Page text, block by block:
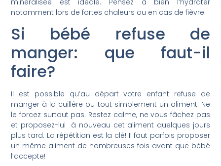
notamment lors de fortes chaleurs ou en cas de fièvre.
Si bébé refuse de
manger: que faut-il
faire?
Il est possible qu’au départ votre enfant refuse de
manger à la cuillère ou tout simplement un aliment. Ne
le forcez surtout pas. Restez calme, ne vous fâchez pas
et proposez-lui à nouveau cet aliment quelques jours
plus tard. La répétition est la clé! Il faut parfois proposer
un même aliment de nombreuses fois avant que bébé
l’accepte!